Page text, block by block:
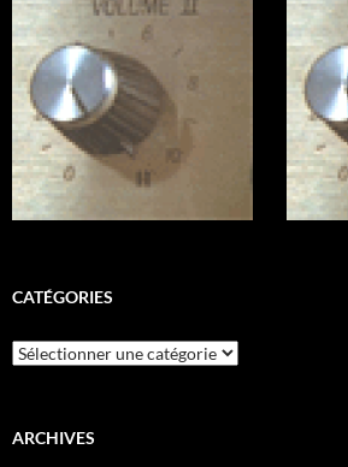
CATÉGORIES
Catégories
ARCHIVES